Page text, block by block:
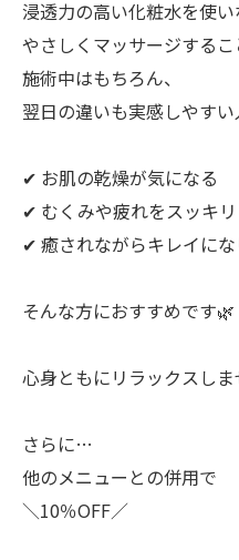
浸透力の高い化粧水を使い
やさしくマッサージするこ
施術中はもちろん、
翌日の違いも実感しやす
✔ お肌の乾燥が気になる
✔ むくみや疲れをスッキ
✔ 癒されながらキレイに
そんな方におすすめです🌿
心身ともにリラックスしま
さらに…
他のメニューとの併用で
＼10％OFF／